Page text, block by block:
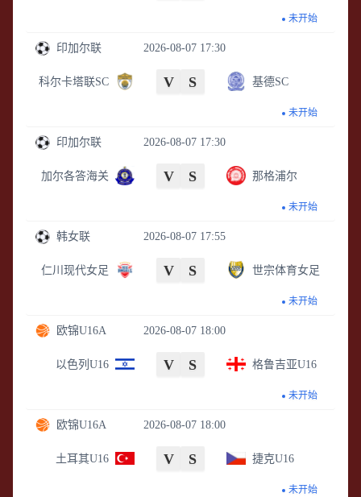
未开始
2026-08-07 17:30
印加尔联
科尔卡塔联SC V S 基德SC
未开始
2026-08-07 17:30
印加尔联
加尔各答海关 V S 那格浦尔
未开始
2026-08-07 17:55
韩女联
仁川现代女足 V S 世宗体育女足
未开始
2026-08-07 18:00
欧锦U16A
以色列U16 V S 格鲁吉亚U16
未开始
2026-08-07 18:00
欧锦U16A
土耳其U16 V S 捷克U16
未开始